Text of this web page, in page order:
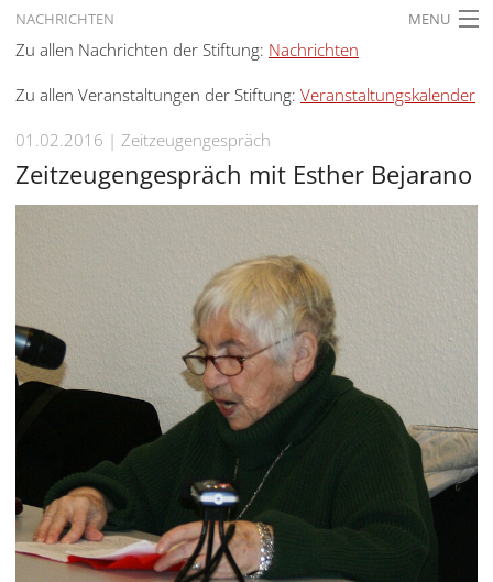
NACHRICHTEN MENU
STARTSEITE
AKTUELLES
AUSSTELLUNGEN
GESCHICHTE
SERVICE
Zurück
Deutsch
Deutsch
English
Français
Gebärdensprache
Zu allen Nachrichten der Stiftung: Nachrichten
Zu allen Veranstaltungen der Stiftung: Veranstaltungskalender
01.02.2016 Zeitzeugengespräch
Zeitzeugengespräch mit Esther Bejarano